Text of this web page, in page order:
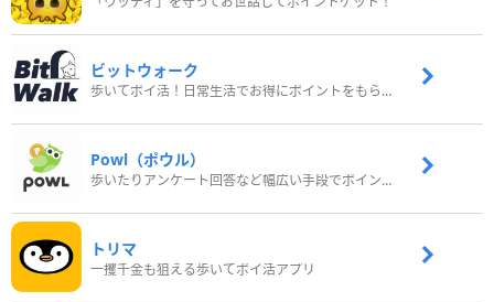
ビットウォーク
歩いてポイ活！日常生活でお得にポイントをもらおう
Powl（ポウル）
歩いたりアンケート回答など幅広い手段でポイントをゲット
トリマ
一攫千金も狙える歩いてポイ活アプリ